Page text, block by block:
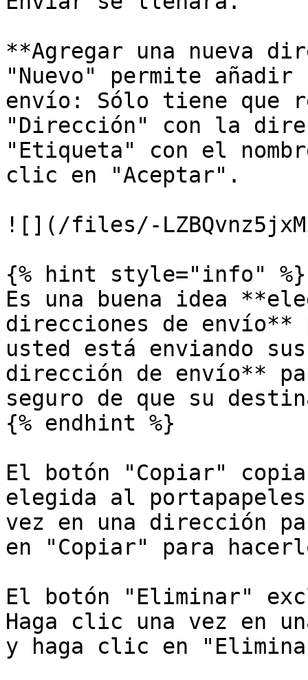
**Agregar una nueva
"Nuevo" permite añadir
envío: Sólo tiene que
"Dirección" con la
"Etiqueta" con el
clic en "Aceptar".
![](/files/-
{% hint style="info" %}
Es una buena idea
direcciones de envío**
usted está enviando
dirección de envío**
seguro de que su
{% endhint %}
El botón "Copiar"
elegida al
vez en una dirección
en "Copiar" para
El botón "Eliminar"
Haga clic una vez en
y haga clic en